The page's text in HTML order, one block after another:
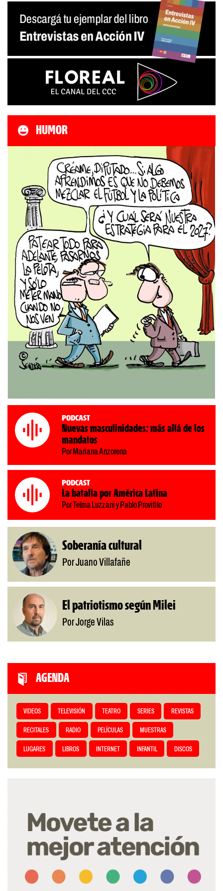
entradas
HUMOR
Podcast
Nuevas masculinidades: más allá de los
mandatos
Por Mariana Anzorena
Podcast
La batalla por América Latina
Por Telma Luzzani y Pablo Provitilo
Soberanía cultural
Por Juano Villafañe
El patriotismo según Milei
Por Jorge Vilas
AGENDA
VIDEOS TELEVISIÓN TEATRO SERIES REVISTAS
RECITALES RADIO PELÍCULAS MUESTRAS
LUGARES LIBROS INTERNET INFANTIL DISCOS